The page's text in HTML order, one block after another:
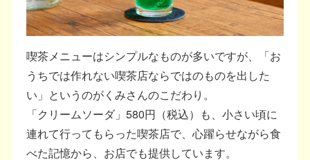
喫茶メニューはシンプルなものが多いですが、「お
うちでは作れない喫茶店ならではのものを出した
い」というのがくみさんのこだわり。
「クリームソーダ」580円（税込）も、小さい頃に
連れて行ってもらった喫茶店で、心躍らせながら食
べた記憶から、お店でも提供しています。